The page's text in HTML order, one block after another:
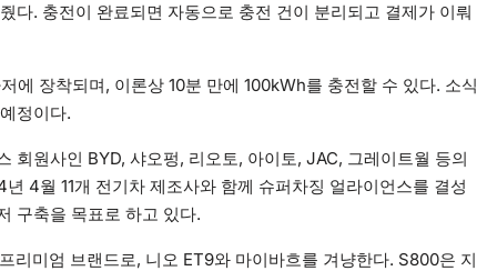
다. 충전이 완료되면 자동으로 충전 건이 분리되고 결제가 이뤄
에 장착되며, 이론상 10분 만에 100kWh를 충전할 수 있다. 소식
정이다.
회원사인 BYD, 샤오펑, 리오토, 아이토, JAC, 그레이트월 등의
4월 11개 전기차 제조사와 함께 슈퍼차징 얼라이언스를 결성
구축을 목표로 하고 있다.
리미엄 브랜드로, 니오 ET9와 마이바흐를 겨냥한다. S800은 지